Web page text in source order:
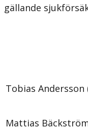
gällande
Tobias Andersson
Mattias